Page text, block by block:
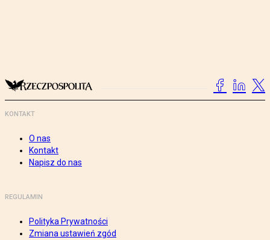
KONTAKT
O nas
Kontakt
Napisz do nas
REGULAMIN
Polityka Prywatności
Zmiana ustawień zgód